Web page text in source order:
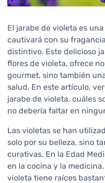
El jarabe de violeta es
cautivará con su
distintivo. Este delicioso
flores de violeta, ofrece
gourmet, sino también
salud. En este artículo,
jarabe de violeta, cuáles
no debería faltar en
Las violetas se han
solo por su belleza, sino
curativas. En la Edad
en la cocina y la
violeta tiene raíces